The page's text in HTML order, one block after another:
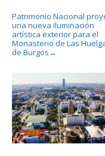
Patrimonio Nacional
una nueva iluminación
artística exterior para el
Monasterio de Las
de Burgos →